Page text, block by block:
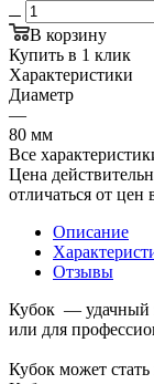
В корзину
Купить в 1 клик
Характеристики
Диаметр
—
80 мм
Все
Цена
отличаться от
Описание
Отзывы
Кубок — удачный
или для
Кубок может